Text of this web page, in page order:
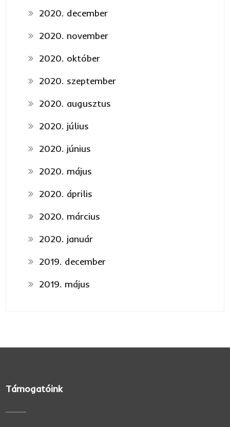
2020. december
2020. november
2020. október
2020. szeptember
2020. augusztus
2020. július
2020. június
2020. május
2020. április
2020. március
2020. január
2019. december
2019. május
Támogatóink